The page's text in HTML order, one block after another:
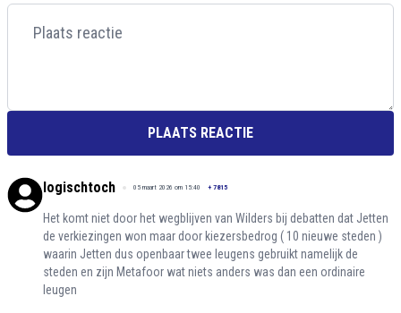
PLAATS REACTIE
logischtoch 05 maart 2026 om 15:40 + 7815
Het komt niet door het wegblijven van Wilders bij debatten dat Jetten
de verkiezingen won maar door kiezersbedrog ( 10 nieuwe steden )
waarin Jetten dus openbaar twee leugens gebruikt namelijk de
steden en zijn Metafoor wat niets anders was dan een ordinaire
leugen